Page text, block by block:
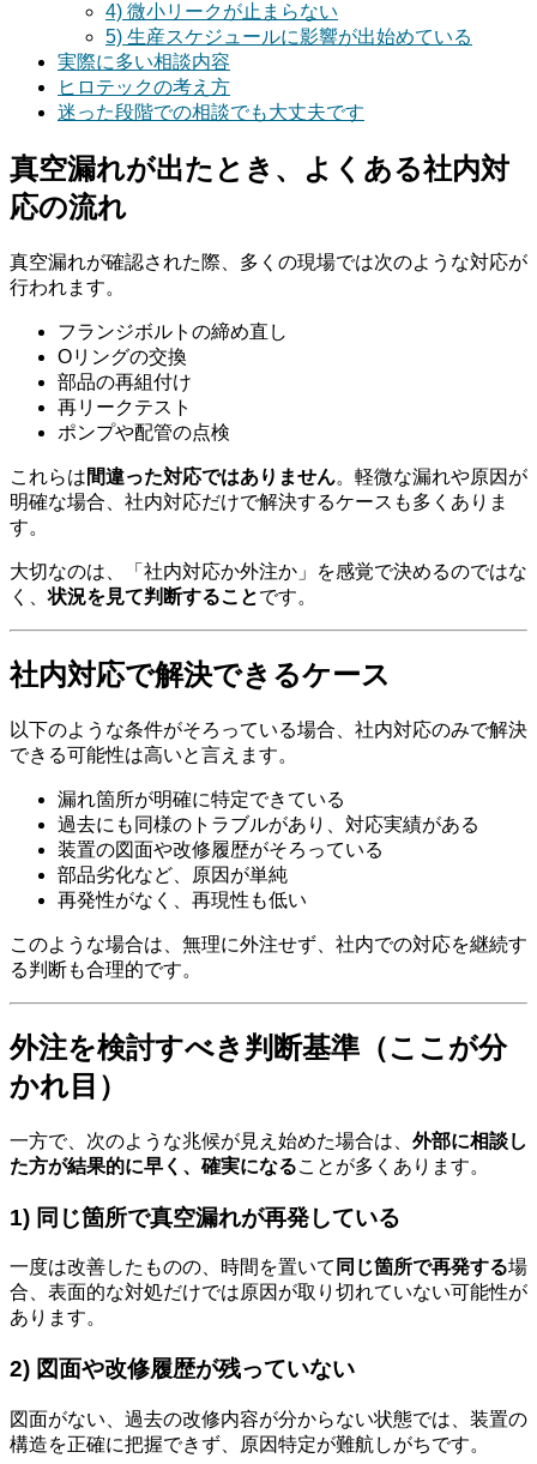
4) 微小リークが止まらない
5) 生産スケジュールに影響が出始めている
実際に多い相談内容
ヒロテックの考え方
迷った段階での相談でも大丈夫です
真空漏れが出たとき、よくある社内対
応の流れ
真空漏れが確認された際、多くの現場では次のような対応が
行われます。
フランジボルトの締め直し
Oリングの交換
部品の再組付け
再リークテスト
ポンプや配管の点検
これらは間違った対応ではありません。軽微な漏れや原因が
明確な場合、社内対応だけで解決するケースも多くありま
す。
大切なのは、「社内対応か外注か」を感覚で決めるのではな
く、状況を見て判断することです。
社内対応で解決できるケース
以下のような条件がそろっている場合、社内対応のみで解決
できる可能性は高いと言えます。
漏れ箇所が明確に特定できている
過去にも同様のトラブルがあり、対応実績がある
装置の図面や改修履歴がそろっている
部品劣化など、原因が単純
再発性がなく、再現性も低い
このような場合は、無理に外注せず、社内での対応を継続す
る判断も合理的です。
外注を検討すべき判断基準（ここが分
かれ目）
一方で、次のような兆候が見え始めた場合は、 外部に相談し
た方が結果的に早く、確実になることが多くあります。
1) 同じ箇所で真空漏れが再発している
一度は改善したものの、時間を置いて 同じ箇所で再発する場
合、表面的な対処だけでは原因が取り切れていない可能性が
あります。
2) 図面や改修履歴が残っていない
図面がない、過去の改修内容が分からない状態では、装置の
構造を正確に把握できず、原因特定が難航しがちです。